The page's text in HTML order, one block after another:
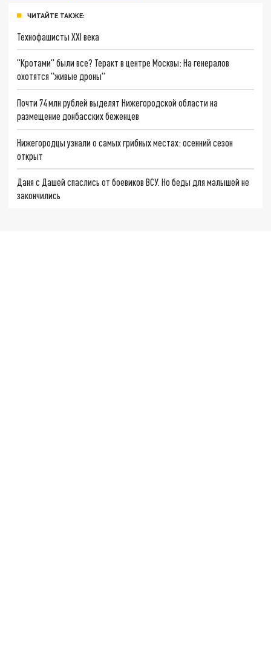
ЧИТАЙТЕ ТАКЖЕ:
Технофашисты XXI века
"Кротами" были все? Теракт в центре Москвы: На генералов
охотятся "живые дроны"
Почти 74 млн рублей выделят Нижегородской области на
размещение донбасских беженцев
Нижегородцы узнали о самых грибных местах: осенний сезон
открыт
Даня с Дашей спаслись от боевиков ВСУ. Но беды для малышей не
закончились